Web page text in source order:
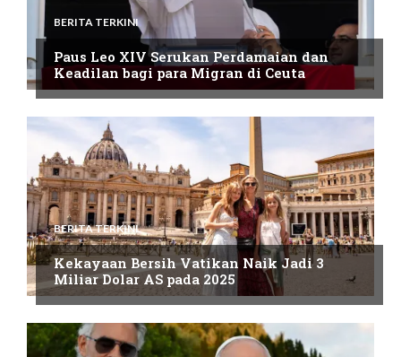
BERITA TERKINI
Paus Leo XIV Serukan Perdamaian dan
Keadilan bagi para Migran di Ceuta
BERITA TERKINI
Kekayaan Bersih Vatikan Naik Jadi 3
Miliar Dolar AS pada 2025